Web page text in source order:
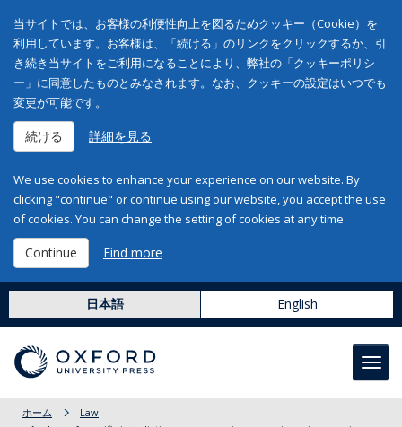
当サイトでは、お客様の利便性向上を図るためクッキー（Cookie）を
利用しています。お客様は、「続ける」のリンクをクリックするか、引
き続き当サイトをご利用になることにより、弊社の「クッキーポリシ
ー」に同意したものとみなされます。なお、クッキーの設定はいつでも
変更が可能です。
続ける 詳細を見る
We use cookies to enhance your experience on our website. By
clicking "continue" or continue using our website, you accept the use
of cookies. You can change the setting of cookies at any time.
Continue Find more
日本語 English
ホーム
Law